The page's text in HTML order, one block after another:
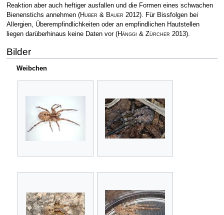
Reaktion aber auch heftiger ausfallen und die Formen eines schwachen
Bienenstichs annehmen (Huber & Bauer 2012). Für Bissfolgen bei
Allergien, Überempfindlichkeiten oder an empfindlichen Hautstellen
liegen darüberhinaus keine Daten vor (Hänggi & Zürcher 2013).
Bilder
Weibchen